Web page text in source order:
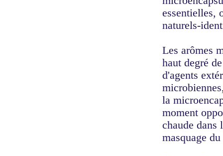
essentielles,
naturels-
Les arômes
haut degré
d'agents
la
moment
chaude dans
masquage